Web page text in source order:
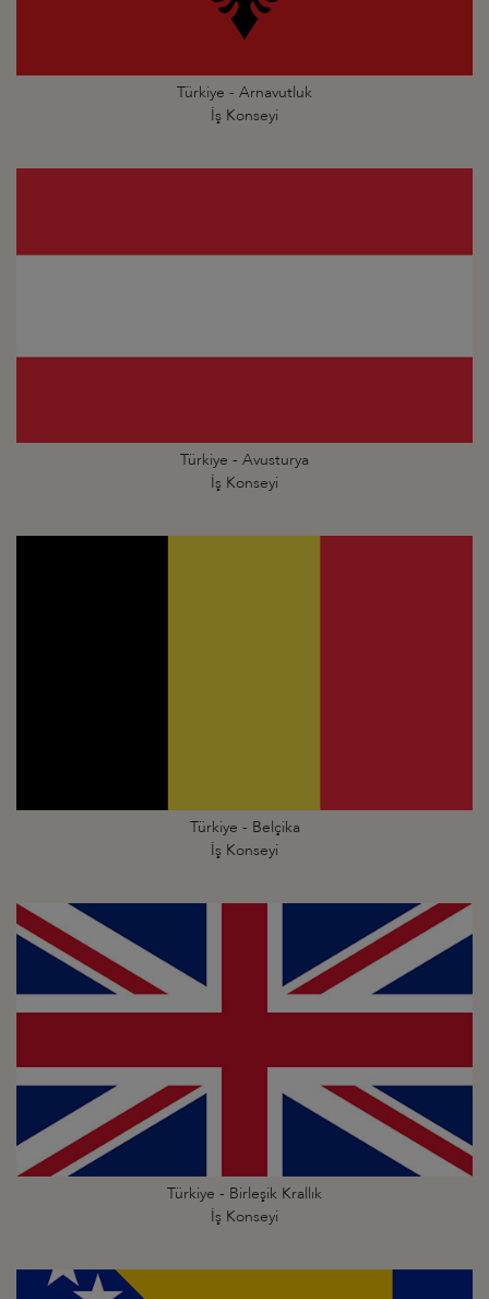
Türkiye - Arnavutluk
İş Konseyi
Türkiye - Avusturya
İş Konseyi
Türkiye - Belçika
İş Konseyi
Türkiye - Birleşik Krallık
İş Konseyi